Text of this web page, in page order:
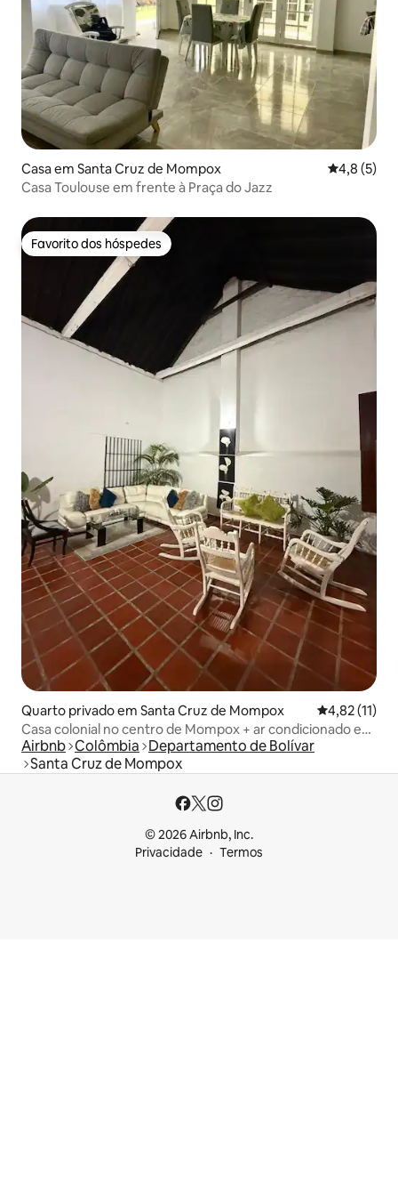
Casa em Santa Cruz de Mompox
4,8 (5)
Casa Toulouse em frente à Praça do Jazz
Favorito dos hóspedes
Favorito dos hóspedes
Quarto privado em Santa Cruz de Mompox
4,82 (11)
Casa colonial no centro de Mompox + ar condicionado e
Wi-Fi
Airbnb Colômbia Departamento de Bolívar
Santa Cruz de Mompox
© 2026 Airbnb, Inc.
Privacidade
Termos